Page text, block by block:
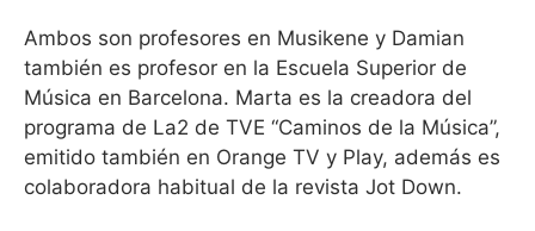
Ambos son profesores en Musikene y Damian
también es profesor en la Escuela Superior de
Música en Barcelona. Marta es la creadora del
programa de La2 de TVE “Caminos de la Música”,
emitido también en Orange TV y Play, además es
colaboradora habitual de la revista Jot Down.